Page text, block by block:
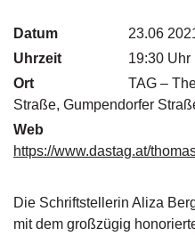
n
t
a
lt
n
g
B
Datum
23.06
Uhrzeit
19:30 Uhr
Ort
TAG –
Straße, Gumpendorfer
Web
https://www.dastag.at/
Die Schriftstellerin Aliza
mit dem großzügig